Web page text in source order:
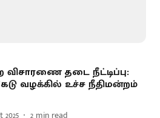
தடை நீட்டிப்பு:
வழக்கில் உச்ச நீதிமன்றம்
2025 2 min read